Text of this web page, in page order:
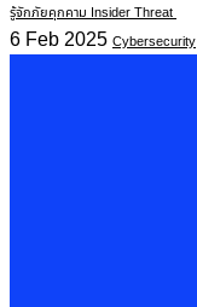
รู้จักภัยคุกคาม Insider Threat
6 Feb 2025 Cybersecurity